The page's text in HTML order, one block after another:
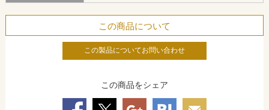
この商品について
この製品についてお問い合わせ
この商品をシェア